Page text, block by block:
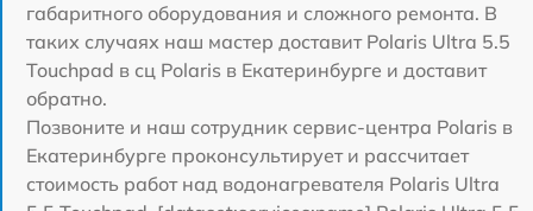
габаритного оборудования и сложного ремонта. В
таких случаях наш мастер доставит Polaris Ultra 5.5
Touchpad в сц Polaris в Екатеринбурге и доставит
обратно.
Позвоните и наш сотрудник сервис-центра Polaris в
Екатеринбурге проконсультирует и рассчитает
стоимость работ над водонагревателя Polaris Ultra